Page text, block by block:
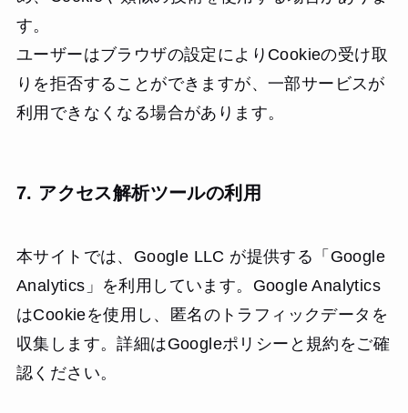
す。
ユーザーはブラウザの設定によりCookieの受け取
りを拒否することができますが、一部サービスが
利用できなくなる場合があります。
7. アクセス解析ツールの利用
本サイトでは、Google LLC が提供する「Google
Analytics」を利用しています。Google Analytics
はCookieを使用し、匿名のトラフィックデータを
収集します。詳細はGoogleポリシーと規約をご確
認ください。